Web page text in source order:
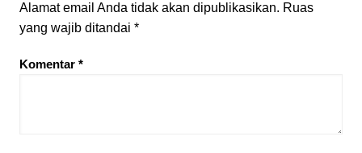
Alamat email Anda tidak akan dipublikasikan. Ruas
yang wajib ditandai *
Komentar *